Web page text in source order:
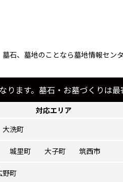
石、墓地のことなら墓地情報セン
ます。墓石・お墓づくりは最
対応エリア
大洗町
城里町 大子町 筑西市
野町